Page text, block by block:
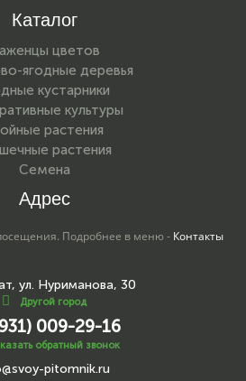
Каталог
цветов
ягодные деревья
кустарники
культуры
растения
растения
Семена
Адрес
Подробнее в меню - Контакты
ул. Нуриманова, 30
Другой город
009-29-16
обратный звонок
pitomnik.ru